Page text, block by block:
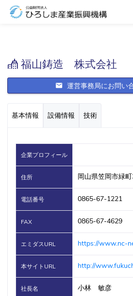
福山鋳造 株式会社
運営事務局にお問い
基本情報 設備情報 技術
企業プロフィール
住所 岡山県笠岡市緑
電話番号 0865-67-1221
FAX 0865-67-4629
エミダスURL https://www.nc-
本サイトURL http://
社長名 小林 敏彦